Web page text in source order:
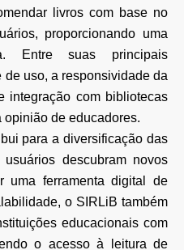
livros com base no
proporcionando uma
Entre suas principais
uso, a responsividade da
integração com bibliotecas
de educadores.
para a diversificação das
descubram novos
uma ferramenta digital de
o SIRLiB também
educacionais com
o acesso à leitura de